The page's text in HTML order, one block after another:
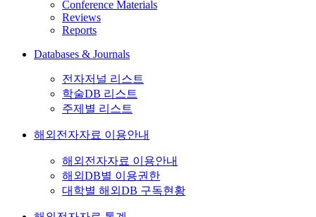
Conference Materials
Reviews
Reports
Databases & Journals
전자저널 리스트
학술DB 리스트
주제별 리스트
해외전자자료 이용안내
해외전자자료 이용안내
해외DB별 이용권한
대학별 해외DB 구독현황